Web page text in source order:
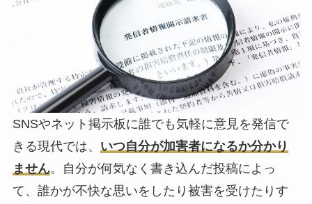
SNSやネット掲示板に誰でも気軽に意見を発信で
きる現代では、 いつ自分が加害者になるか分かり
ません。自分が何気なく書き込んだ投稿によっ
て、誰かが不快な思いをしたり被害を受けたりす